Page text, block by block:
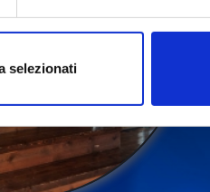
selezionati